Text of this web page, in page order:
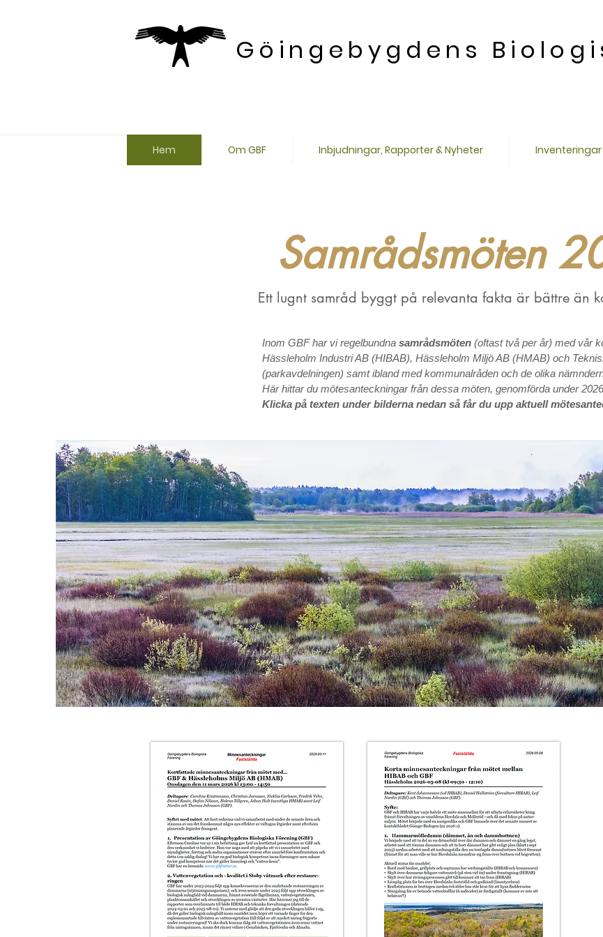
Göingebygdens
Hem Om GBF Inbjudningar, Rapporter & Nyheter Inventeringar
Samrådsmöten
Ett lugnt samråd byggt på relevanta fakta är bättre än
Inom GBF har vi regelbundna samrådsmöten (oftast två per år) med vår
Hässleholm Industri AB (HIBAB), Hässleholm Miljö AB (HMAB) och
(parkavdelningen) samt ibland med kommunalråden och de olika
Här hittar du mötesanteckningar från dessa möten, genomförda under
Klicka på texten under bilderna nedan så får du upp aktuell